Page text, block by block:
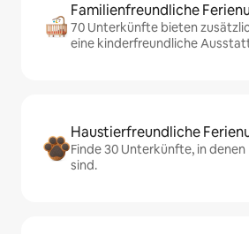
Familienfreundliche
70 Unterkünfte bieten
eine kinderfreundliche
Haustierfreundliche
Finde 30 Unterkünfte, in
sind.